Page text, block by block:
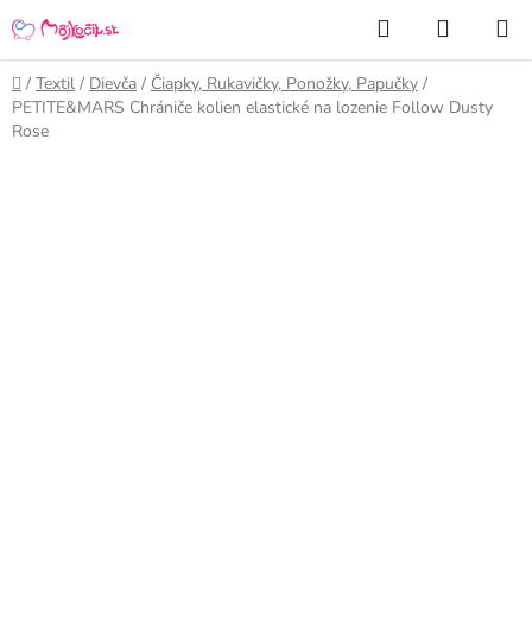
na
obsah
Hľadať
KOŠÍK
Domov
/ Textil / Dievča / Čiapky, Rukavičky, Ponožky, Papučky /
PETITE&MARS Chrániče kolien elastické na lozenie Follow Dusty
Rose